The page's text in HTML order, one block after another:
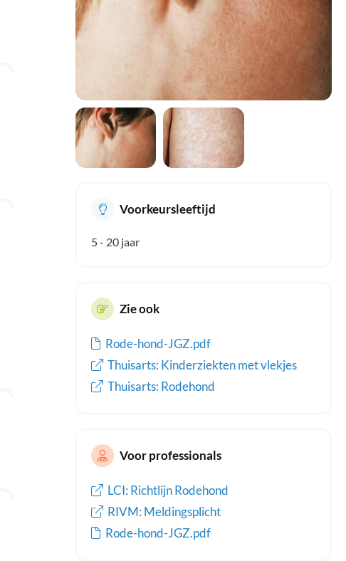
Voorkeursleeftijd
5 - 20 jaar
Zie ook
Rode-hond-JGZ.pdf
Thuisarts: Kinderziekten met vlekjes
Thuisarts: Rodehond
Voor professionals
LCI: Richtlijn Rodehond
RIVM: Meldingsplicht
Rode-hond-JGZ.pdf